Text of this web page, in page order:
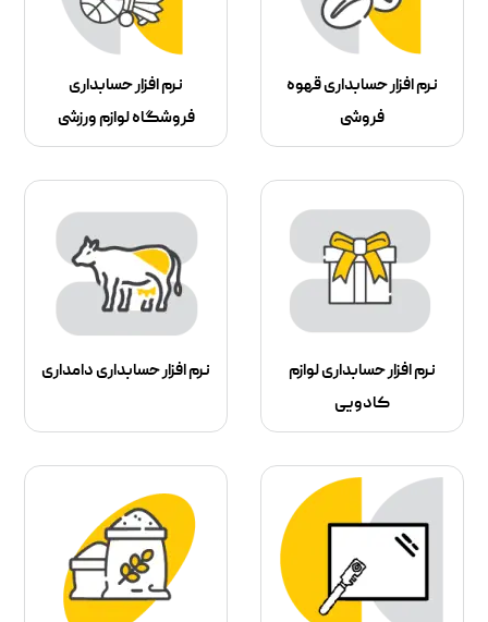
نرم افزار حسابداری قهوه
فروشی
نرم افزار حسابداری
فروشگاه لوازم ورزشی
نرم افزار حسابداری لوازم
کادویی
نرم افزار حسابداری دامداری